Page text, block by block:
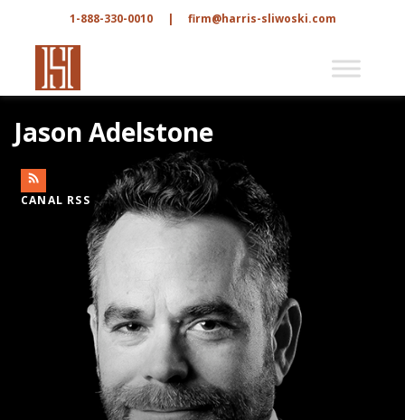
1-888-330-0010 | firm@harris-sliwoski.com
Jason Adelstone
CANAL RSS